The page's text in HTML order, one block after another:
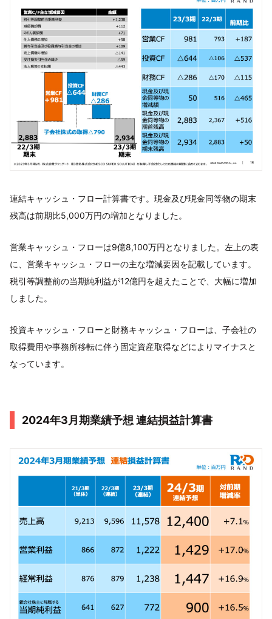
連結キャッシュ・フロー計算書です。現金及び現金同等物の期末
残高は前期比5,000万円の増加となりました。
営業キャッシュ・フローは9億8,100万円となりました。左上の表
に、営業キャッシュ・フローの主な増減要因を記載しています。
税引等調整前の当期純利益が12億円を超えたことで、大幅に増加
しました。
投資キャッシュ・フローと財務キャッシュ・フローは、子会社の
取得費用や事務所移転に伴う固定資産取得などによりマイナスと
なっています。
2024年3月期業績予想 連結損益計算書